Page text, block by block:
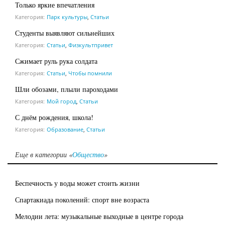
Только яркие впечатления
Категория: Парк культуры Статьи
Студенты выявляют сильнейших
Категория: Статьи Физкультпривет
Сжимает руль рука солдата
Категория: Статьи Чтобы помнили
Шли обозами, плыли пароходами
Категория: Мой город Статьи
С днём рождения, школа!
Категория: Образование Статьи
Еще в категории «Общество»
Беспечность у воды может стоить жизни
Спартакиада поколений: спорт вне возраста
Мелодии лета: музыкальные выходные в центре города